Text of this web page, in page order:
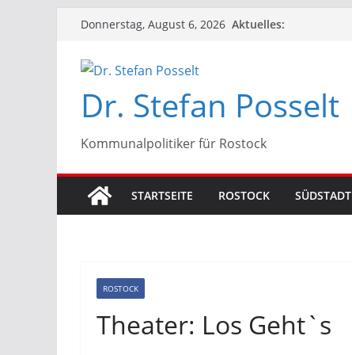
Zum
springen
Donnerstag, August 6, 2026 Aktuelles:
Dr. Stefan Posselt
Kommunalpolitiker für Rostock
STARTSEITE ROSTOCK SÜDSTADT
ROSTOCK
Theater: Los Geht`s